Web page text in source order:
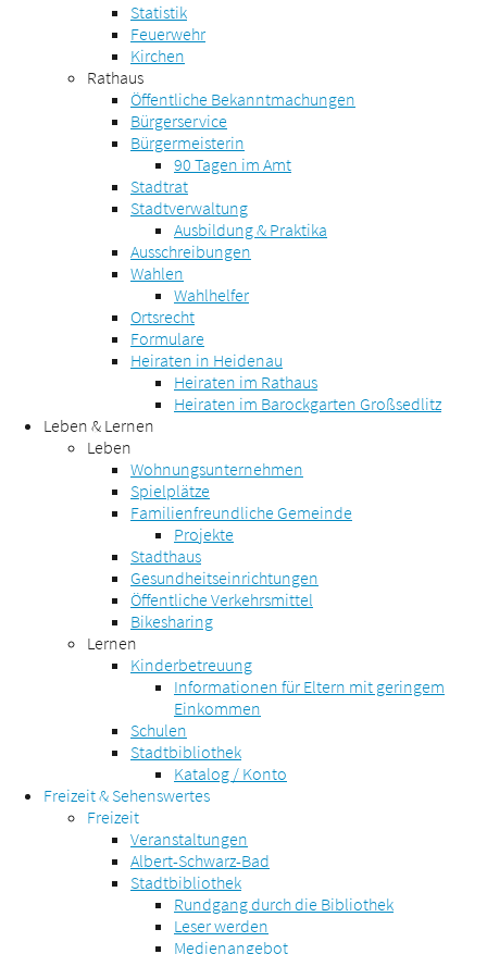
Statistik
Feuerwehr
Kirchen
Rathaus
Öffentliche Bekanntmachungen
Bürgerservice
Bürgermeisterin
90 Tagen im Amt
Stadtrat
Stadtverwaltung
Ausbildung & Praktika
Ausschreibungen
Wahlen
Wahlhelfer
Ortsrecht
Formulare
Heiraten in Heidenau
Heiraten im Rathaus
Heiraten im Barockgarten Großsedlitz
Leben & Lernen
Leben
Wohnungsunternehmen
Spielplätze
Familienfreundliche Gemeinde
Projekte
Stadthaus
Gesundheitseinrichtungen
Öffentliche Verkehrsmittel
Bikesharing
Lernen
Kinderbetreuung
Informationen für Eltern mit geringem
Einkommen
Schulen
Stadtbibliothek
Katalog / Konto
Freizeit & Sehenswertes
Freizeit
Veranstaltungen
Albert-Schwarz-Bad
Stadtbibliothek
Rundgang durch die Bibliothek
Leser werden
Medienangebot